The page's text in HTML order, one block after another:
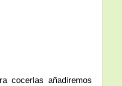
cocerlas añadiremos